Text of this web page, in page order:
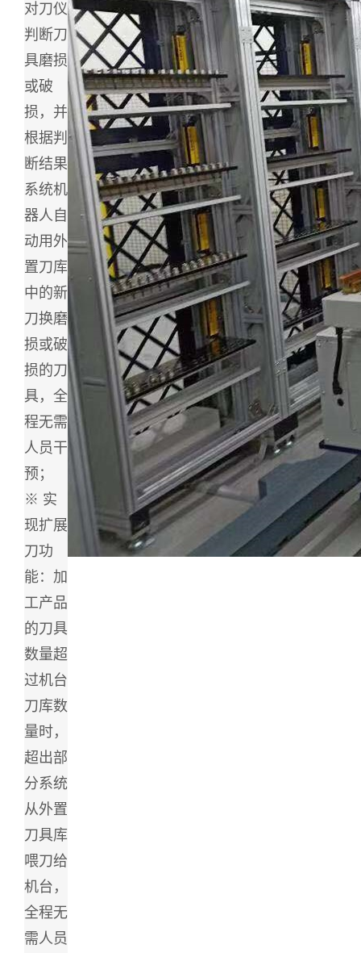
对刀仪
判断刀
具磨损
或破
损，并
根据判
断结果
系统机
器人自
动用外
置刀库
中的新
刀换磨
损或破
损的刀
具，全
程无需
人员干
预；
※ 实
现扩展
刀功
能：加
工产品
的刀具
数量超
过机台
刀库数
量时，
超出部
分系统
从外置
刀具库
喂刀给
机台，
全程无
需人员